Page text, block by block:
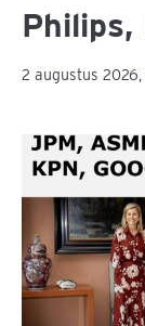
Philips,
2 augustus 2026,